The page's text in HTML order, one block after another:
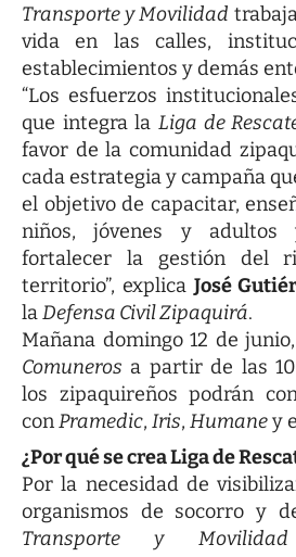
Transporte y Movilidad
vida en las calles,
establecimientos y demás
“Los esfuerzos
que integra la Liga de
favor de la comunidad
cada estrategia y campaña
el objetivo de capacitar,
niños, jóvenes y
fortalecer la gestión del
territorio”, explica José
laDefensa Civil Zipaquirá.
Mañana domingo 12 de
Comuneros a partir de las
los zipaquireños podrán
conPramedic, Iris, Humaney
¿Por qué se crea Liga de
Por la necesidad de
organismos de socorro y
Transporte y Movilidad